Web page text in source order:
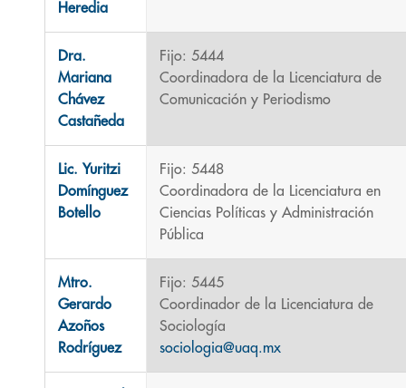
Heredia
Dra.
Mariana
Chávez
Castañeda
Fijo: 5444
Coordinadora de la Licenciatura de
Comunicación y Periodismo
Lic. Yuritzi
Domínguez
Botello
Fijo: 5448
Coordinadora de la Licenciatura en
Ciencias Políticas y Administración
Pública
Mtro.
Gerardo
Azoños
Rodríguez
Fijo: 5445
Coordinador de la Licenciatura de
Sociología
sociologia@uaq.mx